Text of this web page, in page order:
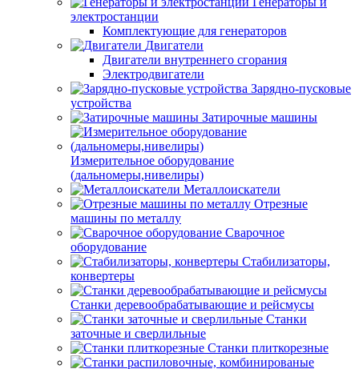
электростанции
Комплектующие для генераторов
Двигатели
Двигатели внутреннего сгорания
Электродвигатели
Зарядно-пусковые
устройства
Затирочные машины
Измерительное оборудование
(дальномеры,нивелиры)
Металлоискатели
Отрезные
машины по металлу
Сварочное
оборудование
Стабилизаторы,
конвертеры
Станки деревообрабатывающие и рейсмусы
Станки
заточные и сверлильные
Станки плиткорезные